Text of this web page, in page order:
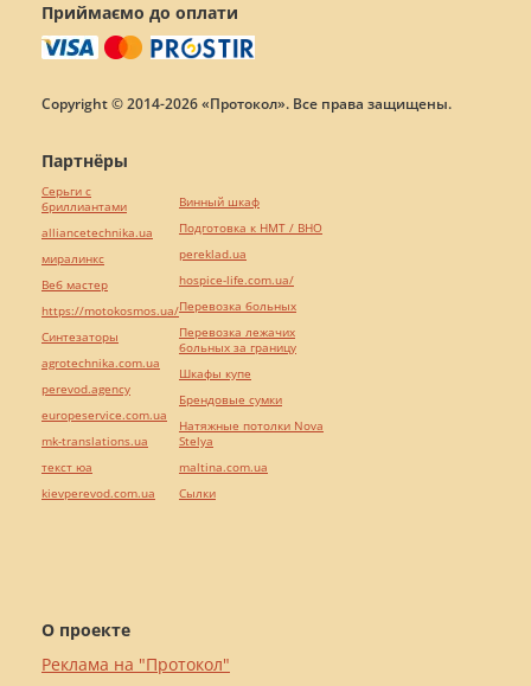
Приймаємо до оплати
Copyright © 2014-2026 «Протокол». Все права защищены.
О проекте
Реклама на "Протокол"
Партнёры
Серьги с
бриллиантами
alliancetechnika.ua
миралинкс
Веб мастер
https://motokosmos.ua/
Синтезаторы
agrotechnika.com.ua
perevod.agency
europeservice.com.ua
mk-translations.ua
текст юа
kievperevod.com.ua
Винный шкаф
Подготовка к НМТ / ВНО
pereklad.ua
hospice-life.com.ua/
Перевозка больных
Перевозка лежачих
больных за границу
Шкафы купе
Брендовые сумки
Натяжные потолки Nova
Stelya
maltina.com.ua
Cылки